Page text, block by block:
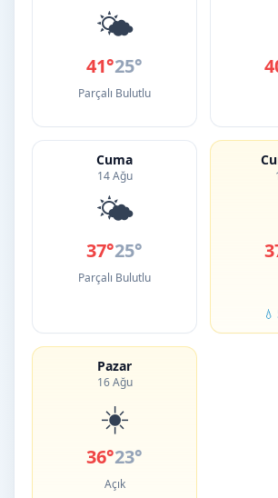
🌤️
41°25°
Parçalı Bulutlu
Cuma
14 Ağu
🌤️
37°25°
Parçalı Bulutlu
Pazar
16 Ağu
☀️
36°23°
Açık